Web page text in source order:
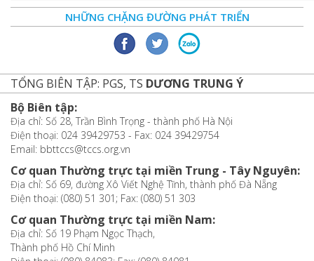
NHỮNG CHẶNG ĐƯỜNG PHÁT TRIỂN
TỔNG BIÊN TẬP: PGS, TS DƯƠNG TRUNG Ý
Bộ Biên tập:
Địa chỉ: Số 28, Trần Bình Trọng - thành phố Hà Nội
Điện thoại: 024 39429753 - Fax: 024 39429754
Email: bbttccs@tccs.org.vn
Cơ quan Thường trực tại miền Trung - Tây Nguyên:
Địa chỉ: Số 69, đường Xô Viết Nghệ Tĩnh, thành phố Đà Nẵng
Điện thoại: (080) 51 301; Fax: (080) 51 303
Cơ quan Thường trực tại miền Nam:
Địa chỉ: Số 19 Phạm Ngọc Thạch,
Thành phố Hồ Chí Minh